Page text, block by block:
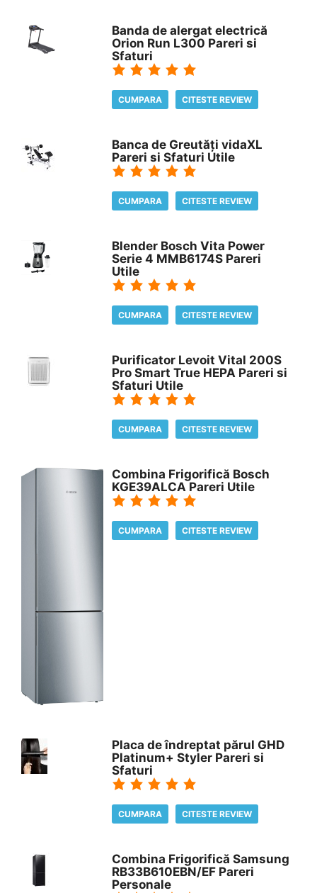
Banda de alergat electrică
Orion Run L300 Pareri si
Sfaturi
CUMPARA CITESTE REVIEW
Banca de Greutăți vidaXL
Pareri si Sfaturi Utile
CUMPARA CITESTE REVIEW
Blender Bosch Vita Power
Serie 4 MMB6174S Pareri
Utile
CUMPARA CITESTE REVIEW
Purificator Levoit Vital 200S
Pro Smart True HEPA Pareri si
Sfaturi Utile
CUMPARA CITESTE REVIEW
Combina Frigorifică Bosch
KGE39ALCA Pareri Utile
CUMPARA CITESTE REVIEW
Placa de îndreptat părul GHD
Platinum+ Styler Pareri si
Sfaturi
CUMPARA CITESTE REVIEW
Combina Frigorifică Samsung
RB33B610EBN/EF Pareri
Personale